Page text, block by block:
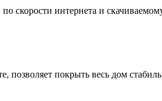
скорости интернета и
позволяет покрыть весь дом